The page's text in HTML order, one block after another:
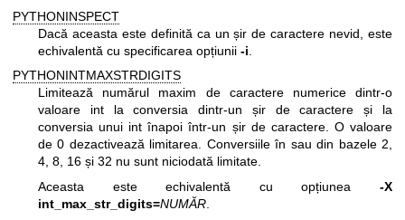
PYTHONINSPECT
Dacă aceasta este definită ca un șir de caractere nevid, este
echivalentă cu specificarea opțiunii -i
PYTHONINTMAXSTRDIGITS
Limitează numărul maxim de caractere numerice dintr-o
valoare int la conversia dintr-un șir de caractere și la
conversia unui int înapoi într-un șir de caractere. O valoare
de 0 dezactivează limitarea. Conversiile în sau din bazele 2,
4, 8, 16 și 32 nu sunt niciodată limitate.
Aceasta este echivalentă cu opțiunea -X
int_max_str_digits=NUMĂR